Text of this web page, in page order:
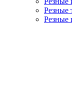
Резные